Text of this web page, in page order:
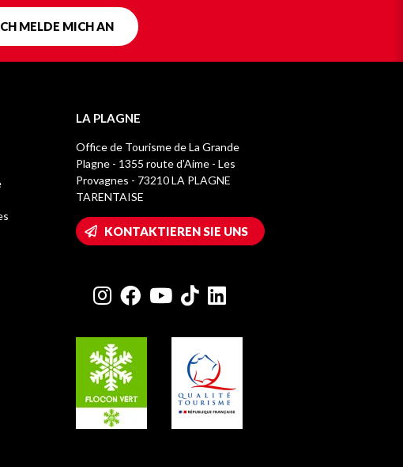
MELDE MICH AN
LA PLAGNE
Office de Tourisme de La Grande
Plagne - 1355 route d’Aime - Les
Provagnes - 73210 LA PLAGNE
TARENTAISE
KONTAKTIEREN SIE UNS